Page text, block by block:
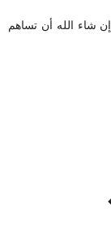
شاء الله أن تساهم